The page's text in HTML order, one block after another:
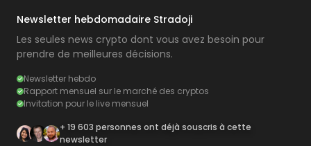
Newsletter hebdomadaire Stradoji
Les seules news crypto dont vous avez besoin pour
prendre de meilleures décisions.
Newsletter hebdo
Rapport mensuel sur le marché des cryptos
Invitation pour le live mensuel
+ 19 603 personnes ont déjà souscris à cette
newsletter